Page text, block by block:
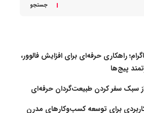
جستجو
راهکاری حرفه‌ای برای افزایش فالوور،
پیج‌ها
سبک سفر کردن طبیعت‌گردان حرفه‌ای
برای توسعه کسب‌وکارهای مدرن